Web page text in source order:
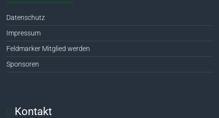
Datenschutz
Impressum
Feldmarker Mitglied werden
Sponsoren
Kontakt